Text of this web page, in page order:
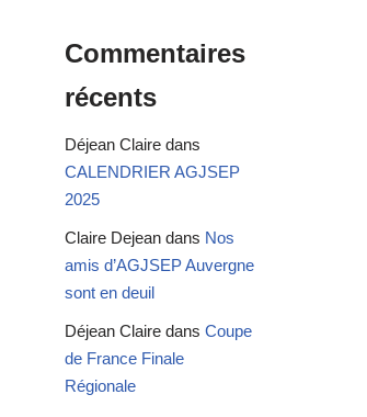
Commentaires
récents
Déjean Claire dans
CALENDRIER AGJSEP
2025
Claire Dejean dans Nos
amis d’AGJSEP Auvergne
sont en deuil
Déjean Claire dans Coupe
de France Finale
Régionale